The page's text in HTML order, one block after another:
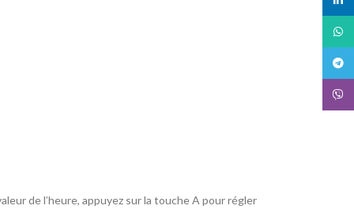
de l’heure, appuyez sur la touche A pour régler
Viber